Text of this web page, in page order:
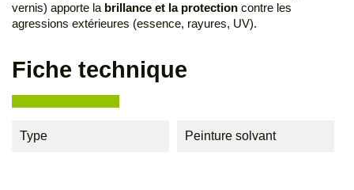
vernis) apporte la brillance et la protection contre les
agressions extérieures (essence, rayures, UV).
Fiche technique
Type Peinture solvant